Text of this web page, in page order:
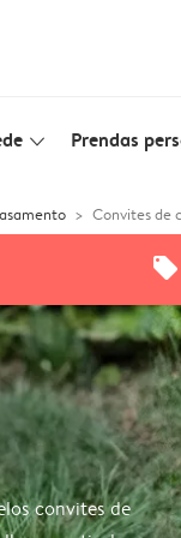
slim_arrow_down Prendas
Convites de
offers
convites de